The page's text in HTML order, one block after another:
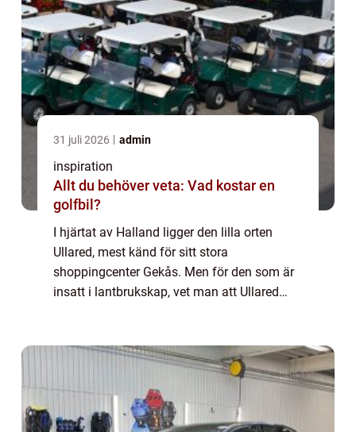
31 juli 2026 admin
inspiration
Allt du behöver veta: Vad kostar en
golfbil?
I hjärtat av Halland ligger den lilla orten
Ullared, mest känd för sitt stora
shoppingcenter Gekås. Men för den som är
insatt i lantbrukskap, vet man att Ullared